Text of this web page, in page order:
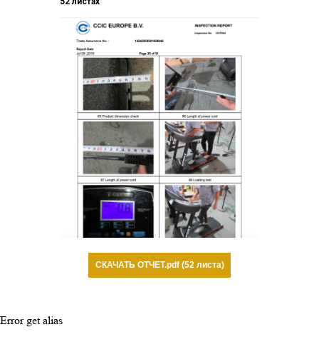
СКАЧАТЬ ОТЧЕТ.pdf (52 листа)
Error get alias